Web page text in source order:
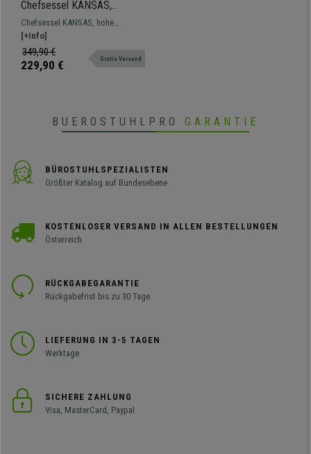
Chefsessel KANSAS,
belastbar bis 150kg,
hochwertige Qualität, aus
Stahl und Leder hergestellt,
Farbe Schwarz
Chefsessel KANSAS, hohe
Belastbarkeit bis 150 kg,
umwerfendes Design,
Stahlstruktur mit Lederbezug.
[+Info]
349,90 €
229,90 € Gratis Versand
BUEROSTUHLPRO GARANTIE
BÜROSTUHLSPEZIALISTEN
Größter Katalog auf Bundesebene
KOSTENLOSER VERSAND IN ALLEN BESTELLUNGEN
Österreich
RÜCKGABEGARANTIE
Rückgabefrist bis zu 30 Tage
LIEFERUNG IN 3-5 TAGEN
Werktage
SICHERE ZAHLUNG
Visa, MasterCard, Paypal